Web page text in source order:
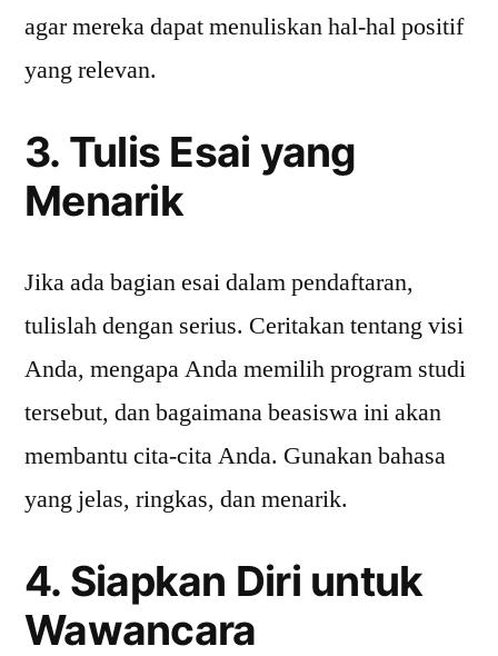
agar mereka dapat menuliskan hal-hal positif
yang relevan.
3. Tulis Esai yang
Menarik
Jika ada bagian esai dalam pendaftaran,
tulislah dengan serius. Ceritakan tentang visi
Anda, mengapa Anda memilih program studi
tersebut, dan bagaimana beasiswa ini akan
membantu cita-cita Anda. Gunakan bahasa
yang jelas, ringkas, dan menarik.
4. Siapkan Diri untuk
Wawancara